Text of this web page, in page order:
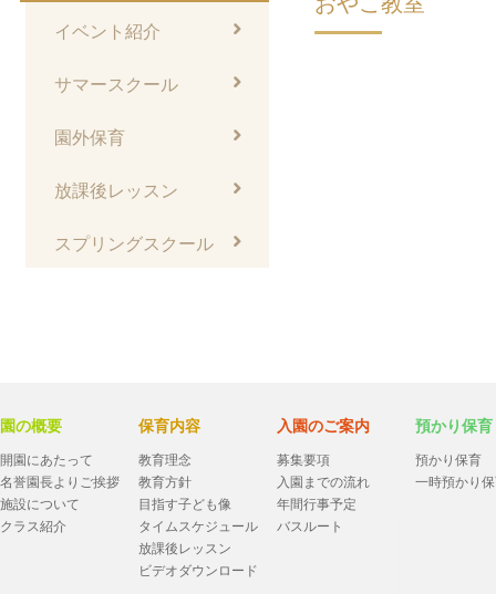
イベント紹介
サマースクール
園外保育
放課後レッスン
スプリングスクール
園の概要
開園にあたって
名誉園長よりご挨拶
施設について
クラス紹介
保育内容
教育理念
教育方針
目指す子ども像
タイムスケジュール
放課後レッスン
ビデオダウンロード
入園のご案内
募集要項
入園までの流れ
年間行事予定
バスルート
預かり保育
預かり保育
一時預かり